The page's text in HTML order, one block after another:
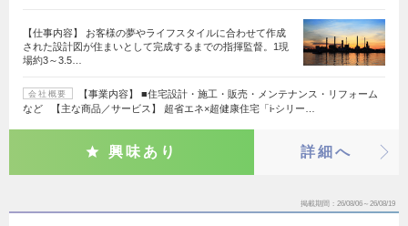
【仕事内容】 お客様の夢やライフスタイルに合わせて作成
された設計図が住まいとして完成するまでの指揮監督。1現
場約3～3.5…
会社概要
【事業内容】 ■住宅設計・施工・販売・メンテナンス・リフォーム
など 【主な商品／サービス】 超省エネ×超健康住宅「i-シリー…
興味あり 詳細へ
掲載期間 26/08/06～26/08/19